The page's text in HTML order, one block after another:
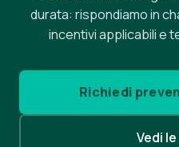
durata: rispondiamo in
incentivi applicabili e
Richiedi
Vedi